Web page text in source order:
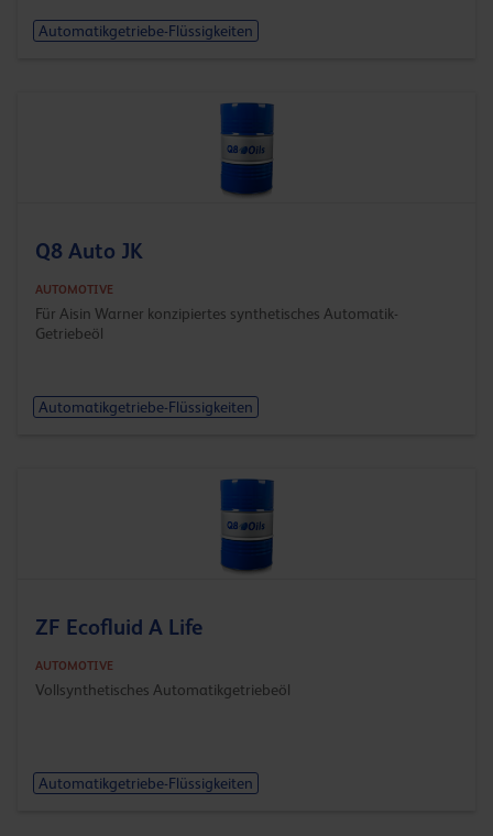
Automatikgetriebe-Flüssigkeiten
Q8 Auto JK
AUTOMOTIVE
Für Aisin Warner konzipiertes synthetisches Automatik-
Getriebeöl
Automatikgetriebe-Flüssigkeiten
ZF Ecofluid A Life
AUTOMOTIVE
Vollsynthetisches Automatikgetriebeöl
Automatikgetriebe-Flüssigkeiten